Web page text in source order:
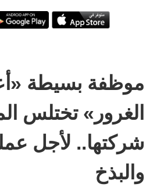
موظفة بسيطة
الغرور» تختلس
شركتها.. لأجل
والبذخ